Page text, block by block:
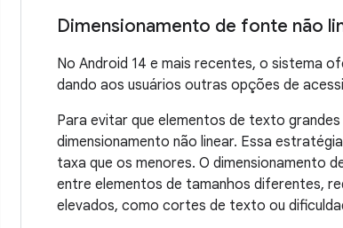
Dimensionamento de fonte não
No Android 14 e mais recentes, o sistema
dando aos usuários outras opções de
Para evitar que elementos de texto
dimensionamento não linear. Essa
taxa que os menores. O dimensionamento
entre elementos de tamanhos diferentes,
elevados, como cortes de texto ou